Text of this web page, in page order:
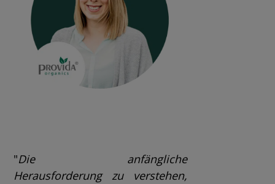
"Die anfängliche
Herausforderung zu verstehen,